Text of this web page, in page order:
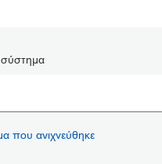
σύστημα
που ανιχνεύθηκε